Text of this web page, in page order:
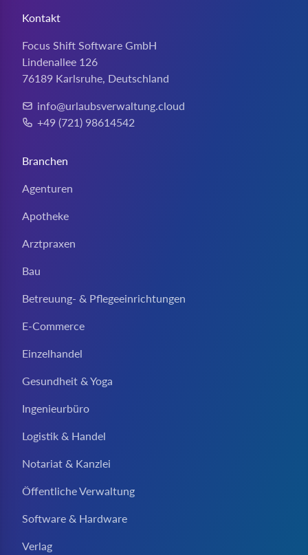
Kontakt
Focus Shift Software GmbH
Lindenallee 126
76189 Karlsruhe, Deutschland
E-Mail:
info@urlaubsverwaltung.cloud
Telefon:
+49 (721) 98614542
Branchen
Agenturen
Apotheke
Arztpraxen
Bau
Betreuung- & Pflegeeinrichtungen
E-Commerce
Einzelhandel
Gesundheit & Yoga
Ingenieurbüro
Logistik & Handel
Notariat & Kanzlei
Öffentliche Verwaltung
Software & Hardware
Verlag